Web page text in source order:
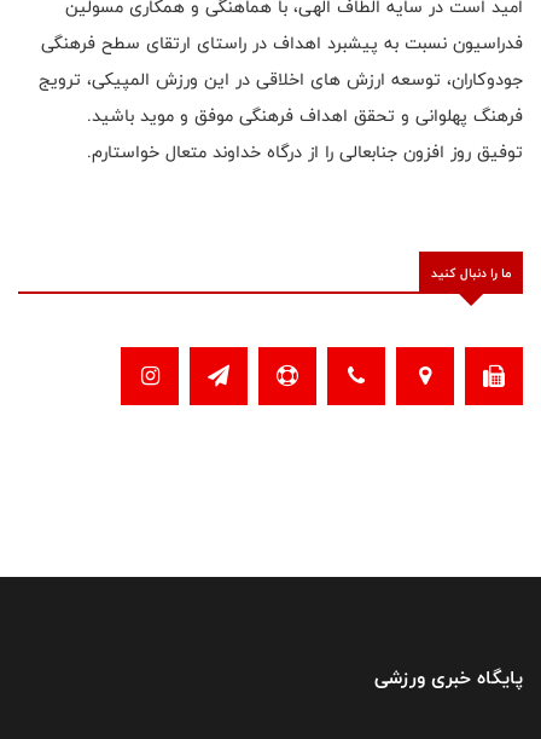
امید است در سایه الطاف الهی، با هماهنگی و همکاری مسولین
فدراسیون نسبت به پیشبرد اهداف در راستای ارتقای سطح فرهنگی
جودوکاران، توسعه ارزش های اخلاقی در این ورزش المپیکی، ترویج
فرهنگ پهلوانی و تحقق اهداف فرهنگی موفق و موید باشید.
توفیق روز افزون جنابعالی را از درگاه خداوند متعال خواستارم.
ما را دنبال کنید
پایگاه خبری ورزشی